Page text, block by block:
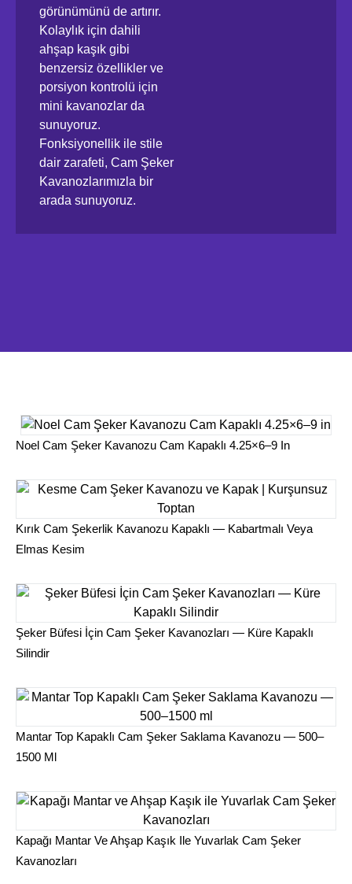
görünümünü de artırır.
Kolaylık için dahili
ahşap kaşık gibi
benzersiz özellikler ve
porsiyon kontrolü için
mini kavanozlar da
sunuyoruz.
Fonksiyonellik ile stile
dair zarafeti, Cam Şeker
Kavanozlarımızla bir
arada sunuyoruz.
Noel Cam Şeker Kavanozu Cam Kapaklı 4.25×6–9 In
Kırık Cam Şekerlik Kavanozu Kapaklı — Kabartmalı Veya
Elmas Kesim
Şeker Büfesi İçin Cam Şeker Kavanozları — Küre Kapaklı
Silindir
Mantar Top Kapaklı Cam Şeker Saklama Kavanozu — 500–
1500 Ml
Kapağı Mantar Ve Ahşap Kaşık Ile Yuvarlak Cam Şeker
Kavanozları